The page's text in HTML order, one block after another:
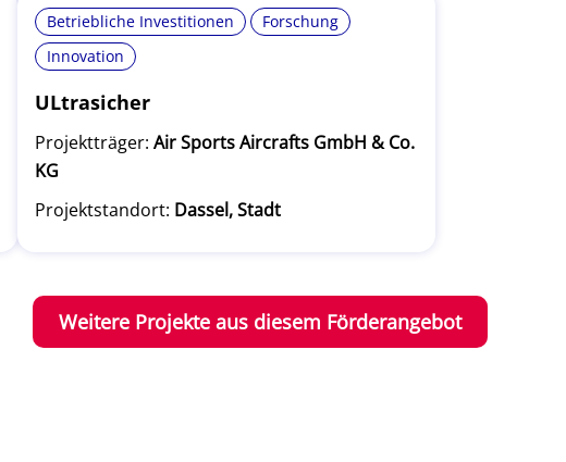
Betriebliche Investitionen
Forschung
Innovation
ULtrasicher
Projektträger: Air Sports Aircrafts GmbH & Co.
KG
Projektstandort: Dassel, Stadt
Weitere Projekte aus diesem Förderangebot